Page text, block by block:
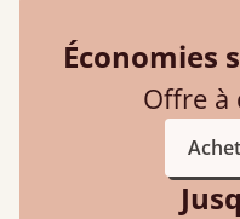
Économies
Offre à